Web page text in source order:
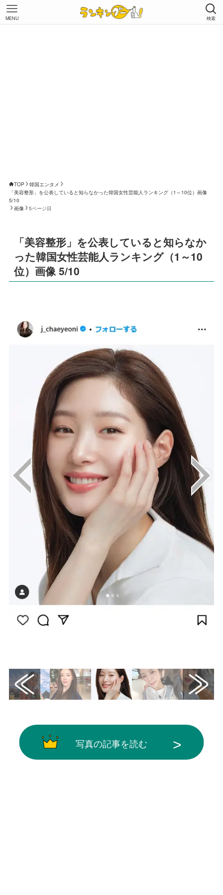
検索
MENU
TOP
韓国エンタメ
「美容整形」を公表していると知らなかった韓国女性芸能人ランキング（1～10位）画像
5/10
画像
5ページ目
「美容整形」を公表していると知らなか
った韓国女性芸能人ランキング（1～10
位）画像 5/10
写真の記事を読む